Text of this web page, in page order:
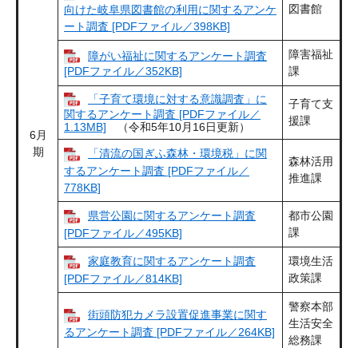
6月
期
向けた岐阜県図書館の利用に関するアンケ
ート調査 [PDFファイル／398KB]
図書館
障がい福祉に関するアンケート調査
[PDFファイル／352KB]
障害福祉
課
「子育て環境に対する意識調査」に
関するアンケート調査 [PDFファイル／
1.13MB] （令和5年10月16日更新）
子育て支
援課
「清流の国ぎふ森林・環境税」に関
するアンケート調査 [PDFファイル／
778KB]
森林活用
推進課
県営公園に関するアンケート調査
[PDFファイル／495KB]
都市公園
課
家庭教育に関するアンケート調査
[PDFファイル／814KB]
環境生活
政策課
街頭防犯カメラ設置促進事業に関す
るアンケート調査 [PDFファイル／264KB]
警察本部
生活安全
総務課